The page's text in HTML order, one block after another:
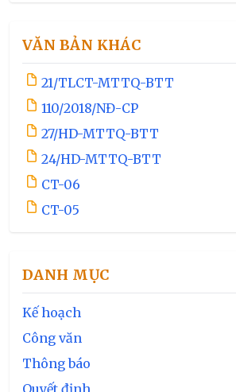
VĂN BẢN KHÁC
21/TLCT-MTTQ-BTT
110/2018/NĐ-CP
27/HD-MTTQ-BTT
24/HD-MTTQ-BTT
CT-06
CT-05
DANH MỤC
Kế hoạch
Công văn
Thông báo
Quyết định